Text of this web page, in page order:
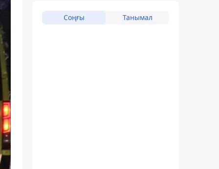
Соңғы Танымал